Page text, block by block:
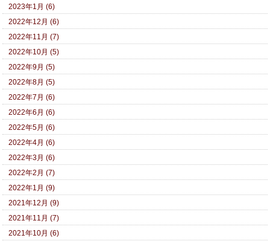
2023年1月 (6)
2022年12月 (6)
2022年11月 (7)
2022年10月 (5)
2022年9月 (5)
2022年8月 (5)
2022年7月 (6)
2022年6月 (6)
2022年5月 (6)
2022年4月 (6)
2022年3月 (6)
2022年2月 (7)
2022年1月 (9)
2021年12月 (9)
2021年11月 (7)
2021年10月 (6)